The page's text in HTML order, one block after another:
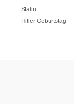
Stalin
Hitler Geburtstag